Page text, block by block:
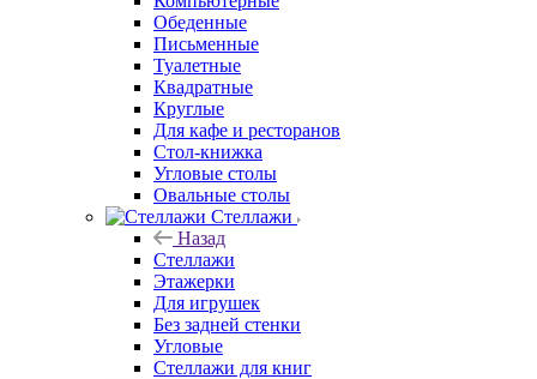
Обеденные
Письменные
Туалетные
Квадратные
Круглые
Для кафе и ресторанов
Стол-книжка
Угловые столы
Овальные столы
Стеллажи
Назад
Стеллажи
Этажерки
Для игрушек
Без задней стенки
Угловые
Стеллажи для книг